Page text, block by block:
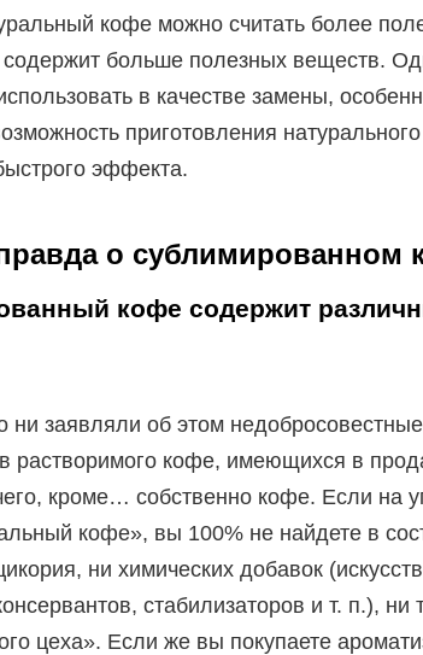
кофе можно считать более
содержит больше полезных веществ.
в качестве замены,
приготовления
эффекта.
о сублимированном
кофе содержит
ни заявляли об этом
растворимого кофе, имеющихся в
кроме… собственно кофе. Если на
кофе», вы 100% не найдете в
ни химических добавок
стабилизаторов и т. п.),
цеха». Если же вы покупаете